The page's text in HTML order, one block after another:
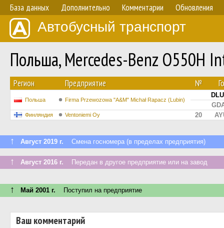
База данных Дополнительно Комментарии Обновления
Автобусный транспорт
Польша, Mercedes-Benz O550H
Регион Предприятие №
Польша Firma Przewozowa "A&M" Michał Rapacz (Lubin)
Финляндия Ventoniemi Oy 20
↑ Август 2019 г. Смена госномера (в пределах предприятия)
↑ Август 2016 г. Передан в другое предприятие или на завод
↑ Май 2001 г. Поступил на предприятие
Ваш комментарий